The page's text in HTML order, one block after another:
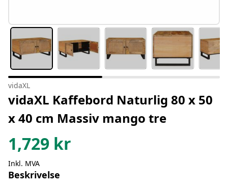
vidaXL
vidaXL Kaffebord Naturlig 80 x 50
x 40 cm Massiv mango tre
1,729 kr
Inkl. MVA
Beskrivelse